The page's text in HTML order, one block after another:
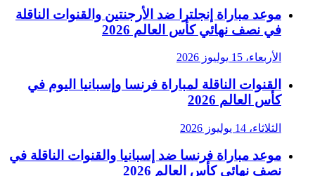
موعد مباراة إنجلترا ضد الأرجنتين والقنوات الناقلة
في نصف نهائي كأس العالم 2026
الأربعاء، 15 يوليوز 2026
القنوات الناقلة لمباراة فرنسا وإسبانيا اليوم في
كأس العالم 2026
الثلاثاء، 14 يوليوز 2026
موعد مباراة فرنسا ضد إسبانيا والقنوات الناقلة في
نصف نهائي كأس العالم 2026